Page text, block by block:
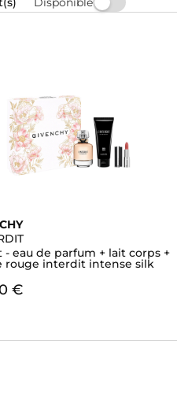
- eau de parfum + lait corps +
rouge interdit intense silk
€